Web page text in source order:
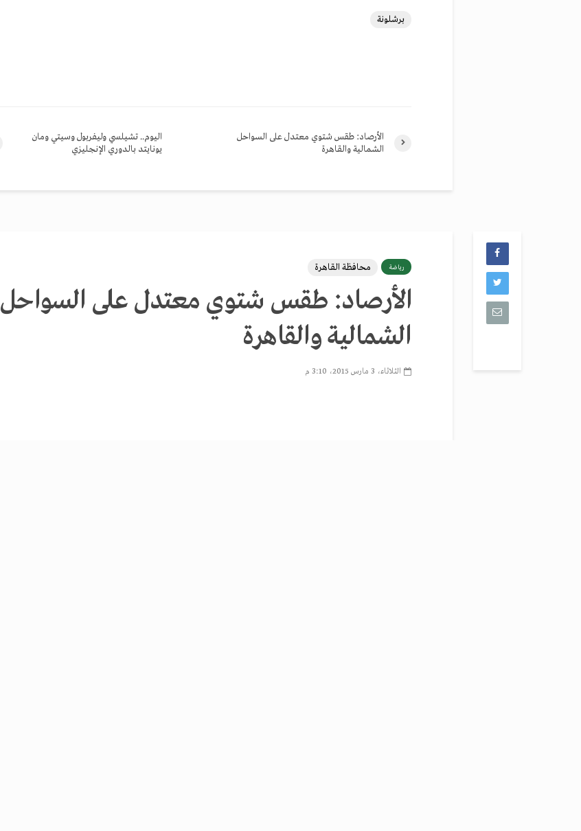
برشلونة
اليوم.. تشيلسي وليفربول وسيتي ومان
يونايتد بالدوري الإنجليزي
الأرصاد: طقس شتوي معتدل على السواحل
الشمالية والقاهرة
رياضة محافظة القاهرة
الأرصاد: طقس شتوي معتدل على السواحل
الشمالية والقاهرة
الثلاثاء، 3 مارس 2015، 3:10 م